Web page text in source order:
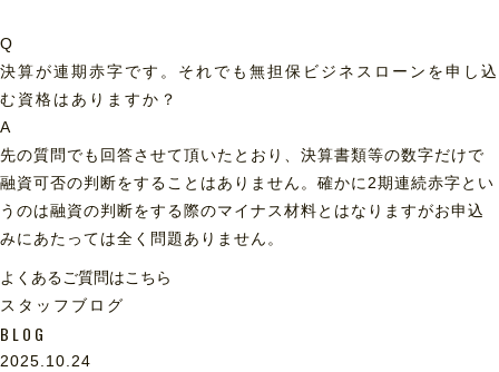
Q
決算が連期赤字です。それでも無担保ビジネスローンを申し込
む資格はありますか？
A
先の質問でも回答させて頂いたとおり、決算書類等の数字だけで
融資可否の判断をすることはありません。確かに2期連続赤字とい
うのは融資の判断をする際のマイナス材料とはなりますがお申込
みにあたっては全く問題ありません。
よくあるご質問はこちら
スタッフブログ
BLOG
2025.10.24